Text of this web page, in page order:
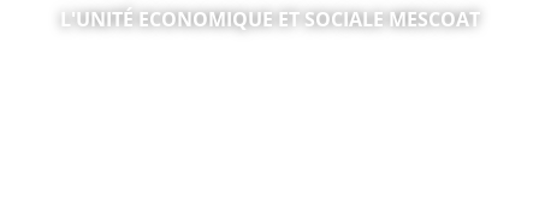
L'UNITÉ ECONOMIQUE ET SOCIALE MESCOAT